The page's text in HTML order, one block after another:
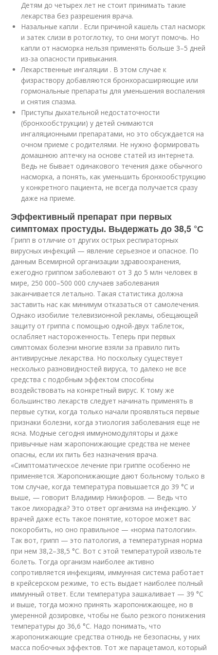
Детям до четырех лет не стоит принимать такие
лекарства без разрешения врача.
Назальные капли . Если причиной кашель стал насморк
и затек слизи в ротоглотку, то они могут помочь. Но
капли от насморка нельзя применять больше 3–5 дней
из-за опасности привыкания.
Лекарственные ингаляции . В этом случае к
физраствору добавляются бронхорасширяющие или
гормональные препараты для уменьшения воспаления
и снятия спазма.
Приступы дыхательной недостаточности
(бронхообструкции) у детей снимаются
ингаляционными препаратами, но это обсуждается на
очном приеме с родителями. Не нужно формировать
домашнюю аптечку на основе статей из интернета.
Ведь не бывает одинакового течения даже обычного
насморка, а понять, как уменьшить бронхообструкцию
у конкретного пациента, не всегда получается сразу
даже на приеме.
Эффективный препарат при первых
симптомах простуды. Выдержать до 38,5 °С
Грипп в отличие от других острых респираторных
вирусных инфекций — явление серьезное и опасное. По
данным Всемирной организации здравоохранения,
ежегодно гриппом заболевают от 3 до 5 млн человек в
мире, 250 000–500 000 случаев заболевания
заканчивается летально. Такая статистика должна
заставить нас как минимум отказаться от самолечения.
Однако изобилие телевизионной рекламы, обещающей
защиту от гриппа с помощью одной-двух таблеток,
ослабляет настороженность. Теперь при первых
симптомах болезни многие взяли за правило пить
антивирусные лекарства. Но поскольку существует
несколько разновидностей вируса, то далеко не все
средства с подобным эффектом способны
воздействовать на конкретный вирус. К тому же
большинство лекарств следует начинать применять в
первые сутки, когда только начали проявляться первые
признаки болезни, когда этиология заболевания еще не
ясна. Модные сегодня иммуномодуляторы и даже
привычные нам жаропонижающие средства не менее
опасны, если их пить без назначения врача.
«Симптоматическое лечение при гриппе особенно не
применяется. Жаропонижающие дают больному только в
том случае, когда температура повышается до 39 °С и
выше, — говорит Владимир Никифоров. — Ведь что
такое лихорадка? Это ответ организма на инфекцию. У
врачей даже есть такое понятие, которое может вас
покоробить, но оно правильное — «норма патологии».
Так вот, грипп — это патология, а температурная норма
при нем 38,2–38,5 °С. Вот с этой температурой извольте
болеть. Тогда организм наиболее активно
сопротивляется инфекциям, иммунная система работает
в крейсерском режиме, то есть выдает наиболее полный
иммунный ответ. Если температура зашкаливает — 39 °С
и выше, тогда можно принять жаропонижающее, но в
умеренной дозировке, чтобы не было резкого понижения
температуры до 36,6 °С. Надо понимать, что
жаропонижающие средства отнюдь не безопасны, у них
масса побочных эффектов. Тот же парацетамол, который